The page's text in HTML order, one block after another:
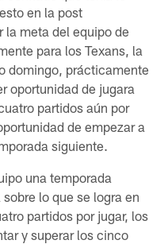
en la post
la meta del equipo de
para los Texans, la
domingo, prácticamente
oportunidad de jugara
partidos aún por
de empezar a
siguiente.
una temporada
lo que se logra en
partidos por jugar, los
y superar los cinco